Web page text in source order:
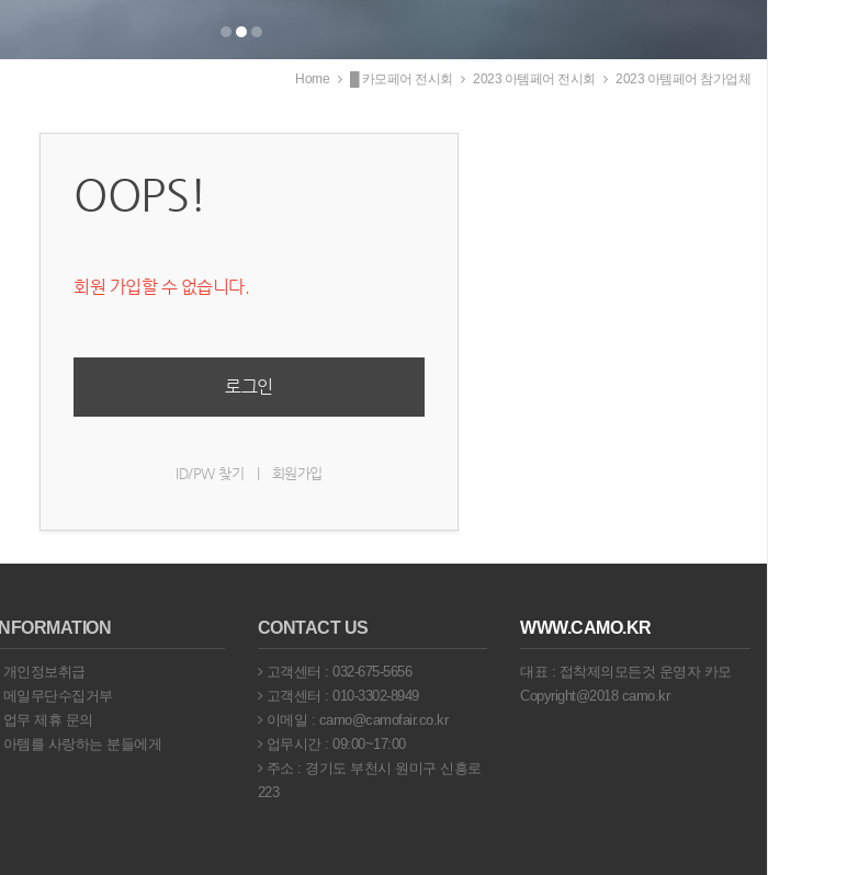
Home █ 카모페어 전시회 2023 아템페어 전시회 2023 아템페어 참가업체
OOPS!
회원 가입할 수 없습니다.
로그인
ID/PW 찾기 회원가입
INFORMATION
개인정보취급
메일무단수집거부
업무 제휴 문의
아템를 사랑하는 분들에게
CONTACT US
고객센터 : 032-675-5656
고객센터 : 010-3302-8949
이메일 : camo@camofair.co.kr
업무시간 : 09:00~17:00
주소 : 경기도 부천시 원미구 신흥로
223
WWW.CAMO.KR
대표 : 접착제의모든것 운영자 카모
Copyright@2018 camo.kr